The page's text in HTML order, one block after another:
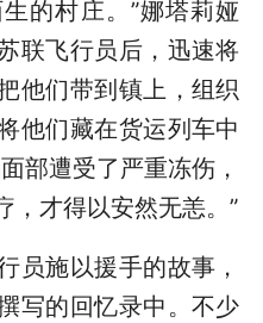
的村庄。”娜塔莉娅
联飞行员后，迅速将
他们带到镇上，组织
他们藏在货运列车中
部遭受了严重冻伤，
，才得以安然无恙。”
施以援手的故事，
写的回忆录中。不少